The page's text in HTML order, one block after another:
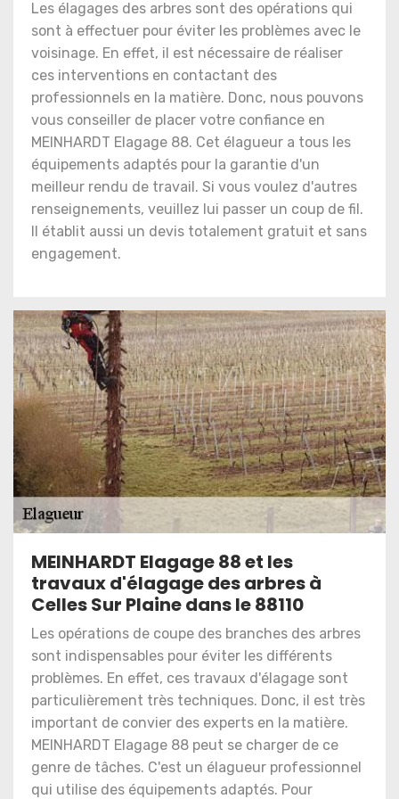
Les élagages des arbres sont des opérations qui
sont à effectuer pour éviter les problèmes avec le
voisinage. En effet, il est nécessaire de réaliser
ces interventions en contactant des
professionnels en la matière. Donc, nous pouvons
vous conseiller de placer votre confiance en
MEINHARDT Elagage 88. Cet élagueur a tous les
équipements adaptés pour la garantie d'un
meilleur rendu de travail. Si vous voulez d'autres
renseignements, veuillez lui passer un coup de fil.
Il établit aussi un devis totalement gratuit et sans
engagement.
MEINHARDT Elagage 88 et les
travaux d'élagage des arbres à
Celles Sur Plaine dans le 88110
Les opérations de coupe des branches des arbres
sont indispensables pour éviter les différents
problèmes. En effet, ces travaux d'élagage sont
particulièrement très techniques. Donc, il est très
important de convier des experts en la matière.
MEINHARDT Elagage 88 peut se charger de ce
genre de tâches. C'est un élagueur professionnel
qui utilise des équipements adaptés. Pour